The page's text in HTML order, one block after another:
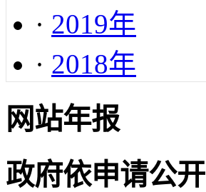
· 2019年
· 2018年
网站年报
政府依申请公开